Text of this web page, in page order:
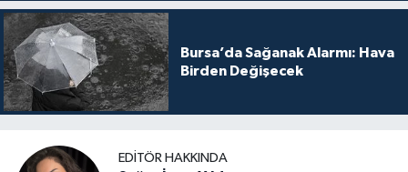
Bursa’da Sağanak Alarmı: Hava
Birden Değişecek
EDITÖR HAKKINDA